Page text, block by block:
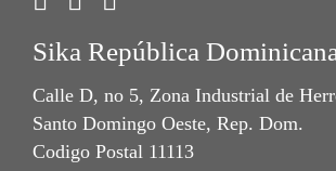
Sika República
Calle D, no 5, Zona Industrial de
Santo Domingo Oeste, Rep. Dom.
Codigo Postal 11113